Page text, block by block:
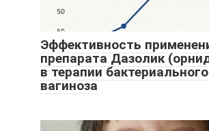
Эффективность
препарата Дазолик
в терапии бактериального
вагиноза